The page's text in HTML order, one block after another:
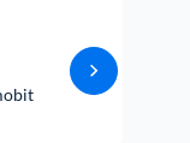
Comunicados